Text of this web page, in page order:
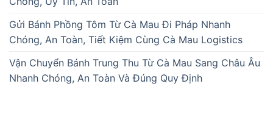
Gửi Bánh Phồng Tôm Từ Cà Mau Đi Pháp Nhanh
Chóng, An Toàn, Tiết Kiệm Cùng Cà Mau Logistics
Vận Chuyển Bánh Trung Thu Từ Cà Mau Sang Châu Âu
Nhanh Chóng, An Toàn Và Đúng Quy Định